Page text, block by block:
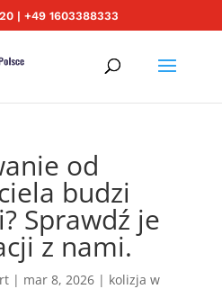
| +49 1603388333
od
budzi
Sprawdź je
z nami.
| mar 8, 2026| kolizja w